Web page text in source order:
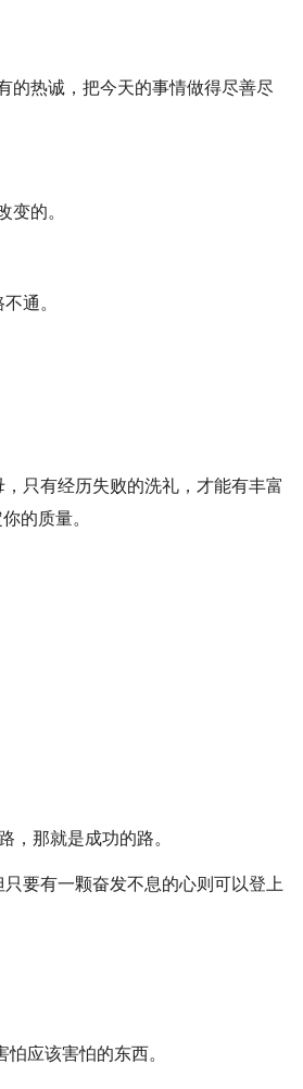
热诚，把今天的事情做得尽善尽
的。
通。
只有经历失败的洗礼，才能有丰富
的质量。
那就是成功的路。
要有一颗奋发不息的心则可以登上
应该害怕的东西。